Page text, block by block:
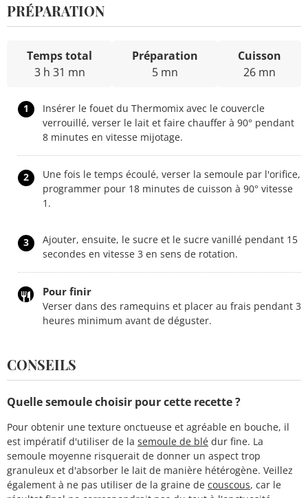
PRÉPARATION
Temps total
3 h 31 mn
Préparation
5 mn
Cuisson
26 mn
1
Insérer le fouet du Thermomix avec le couvercle
verrouillé, verser le lait et faire chauffer à 90° pendant
8 minutes en vitesse mijotage.
2
Une fois le temps écoulé, verser la semoule par l'orifice,
programmer pour 18 minutes de cuisson à 90° vitesse
1.
3
Ajouter, ensuite, le sucre et le sucre vanillé pendant 15
secondes en vitesse 3 en sens de rotation.
Pour finir
Verser dans des ramequins et placer au frais pendant 3
heures minimum avant de déguster.
CONSEILS
Quelle semoule choisir pour cette recette ?
Pour obtenir une texture onctueuse et agréable en bouche, il
est impératif d'utiliser de la semoule de blé dur fine. La
semoule moyenne risquerait de donner un aspect trop
granuleux et d'absorber le lait de manière hétérogène. Veillez
également à ne pas utiliser de la graine de couscous, car le